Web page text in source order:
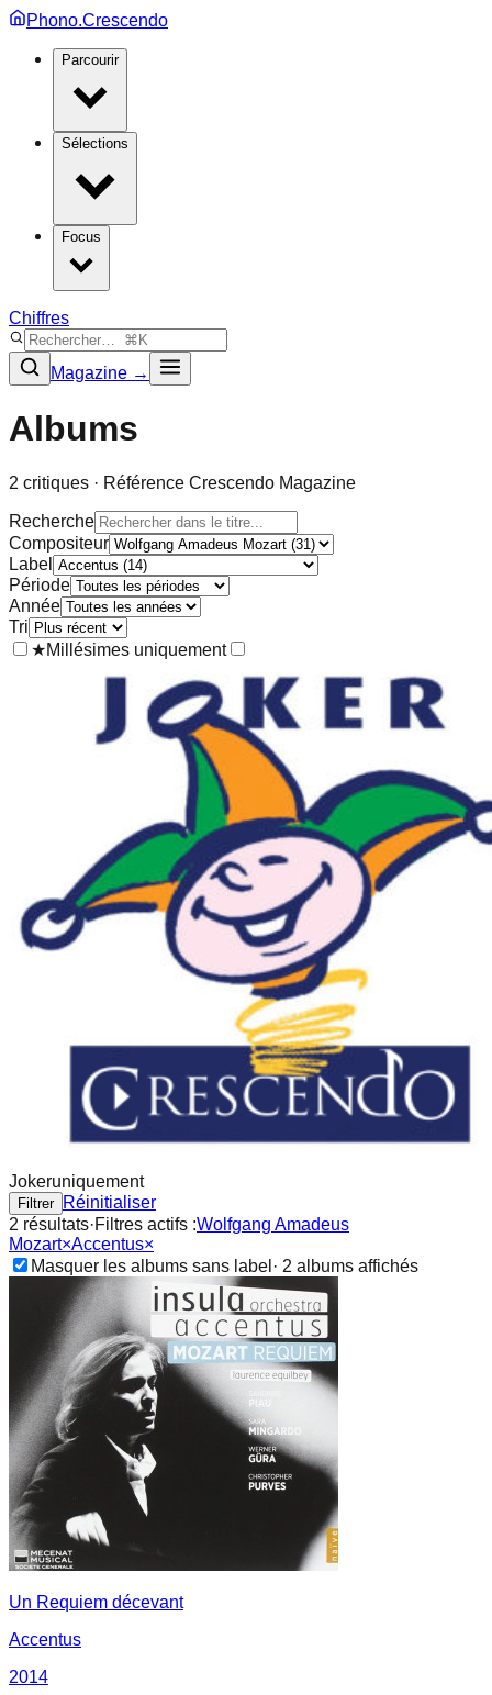
Phono.Crescendo
Parcourir
Sélections
Focus
Chiffres
Magazine →
Albums
2 critiques · Référence Crescendo Magazine
Recherche
Compositeur
Label
Période
Année
Tri
★Millésimes uniquement
Jokeruniquement
Filtrer
Réinitialiser
2 résultats·Filtres actifs :Wolfgang Amadeus
Mozart×Accentus×
Masquer les albums sans label · 2 albums affichés
Un Requiem décevant
Accentus
2014